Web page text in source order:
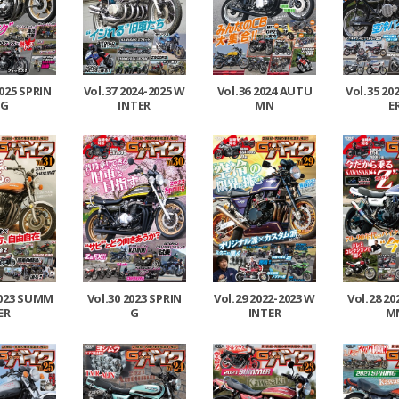
SPRIN
G
Vol.37 2024-2025 W
INTER
Vol.36 2024 AUTU
MN
Vol.35
SUMM
Vol.30 2023 SPRIN
G
Vol.29 2022-2023 W
INTER
Vol.28